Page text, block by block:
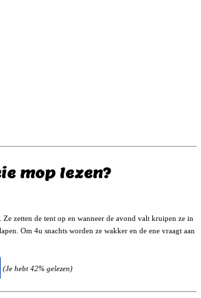
mop lezen?
Ze zetten de tent op en wanneer de avond valt kruipen ze in
Om 4u snachts worden ze wakker en de ene vraagt aan
(Je hebt 42% gelezen)